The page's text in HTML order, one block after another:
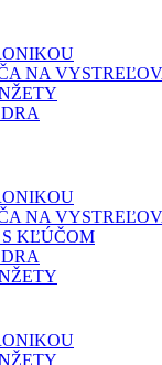
NA
NA
KĽÚČOM